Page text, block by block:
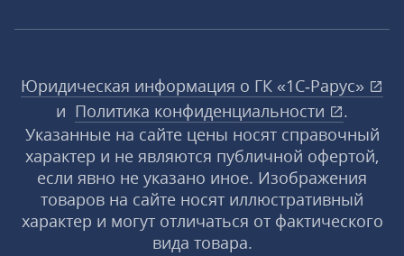
Юридическая информация о ГК «1С‑Рарус»
и Политика конфиденциальности
.
Указанные на сайте цены носят справочный
характер и не являются публичной офертой,
если явно не указано иное. Изображения
товаров на сайте носят иллюстративный
характер и могут отличаться от фактического
вида товара.